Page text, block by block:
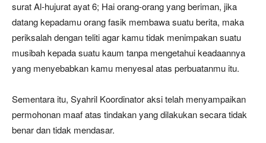
surat Al-hujurat ayat 6; Hai orang-orang yang beriman, jika
datang kepadamu orang fasik membawa suatu berita, maka
periksalah dengan teliti agar kamu tidak menimpakan suatu
musibah kepada suatu kaum tanpa mengetahui keadaannya
yang menyebabkan kamu menyesal atas perbuatanmu itu.
Sementara itu, Syahril Koordinator aksi telah menyampaikan
permohonan maaf atas tindakan yang dilakukan secara tidak
benar dan tidak mendasar.